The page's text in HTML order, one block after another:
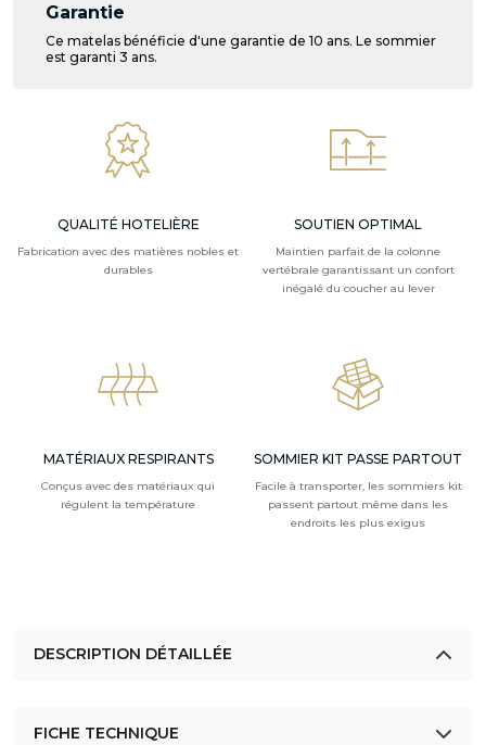
Garantie
Ce matelas bénéficie d'une garantie de 10 ans. Le sommier
est garanti 3 ans.
QUALITÉ HOTELIÈRE
Fabrication avec des matières nobles et
durables
SOUTIEN OPTIMAL
Maintien parfait de la colonne
vertébrale garantissant un confort
inégalé du coucher au lever
MATÉRIAUX RESPIRANTS
Conçus avec des matériaux qui
régulent la température
SOMMIER KIT PASSE PARTOUT
Facile à transporter, les sommiers kit
passent partout même dans les
endroits les plus exigus
DESCRIPTION DÉTAILLÉE
FICHE TECHNIQUE